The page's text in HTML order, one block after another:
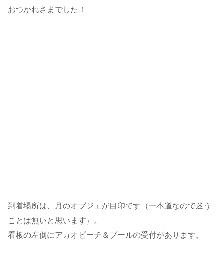
おつかれさまでした！
到着場所は、月のオブジェが目印です（一本道なので迷う
ことは無いと思います）。
看板の左側にアカオビーチ＆プールの受付があります。